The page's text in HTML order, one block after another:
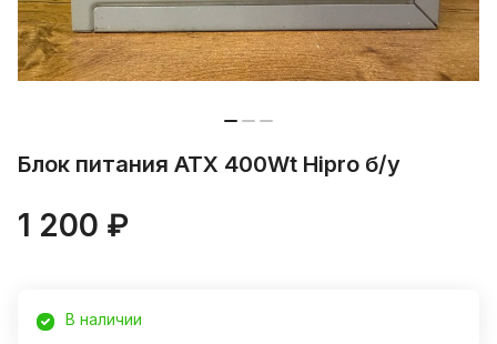
Блок питания ATX 400Wt Hipro б/у
1 200 ₽
В наличии